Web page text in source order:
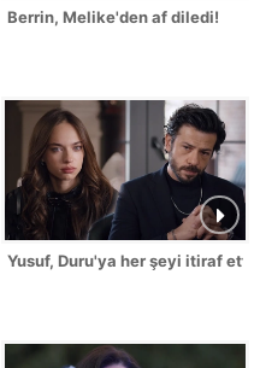
Berrin, Melike'den af diledi!
Yusuf, Duru'ya her şeyi itiraf etti!